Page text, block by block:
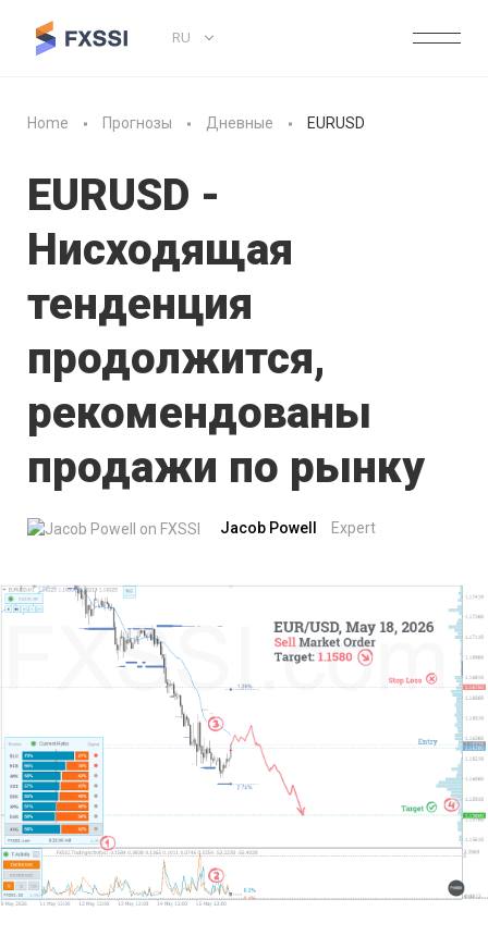
RU
Home Прогнозы Дневные EURUSD
EURUSD -
Нисходящая
тенденция
продолжится,
рекомендованы
продажи по рынку
Jacob Powell Expert